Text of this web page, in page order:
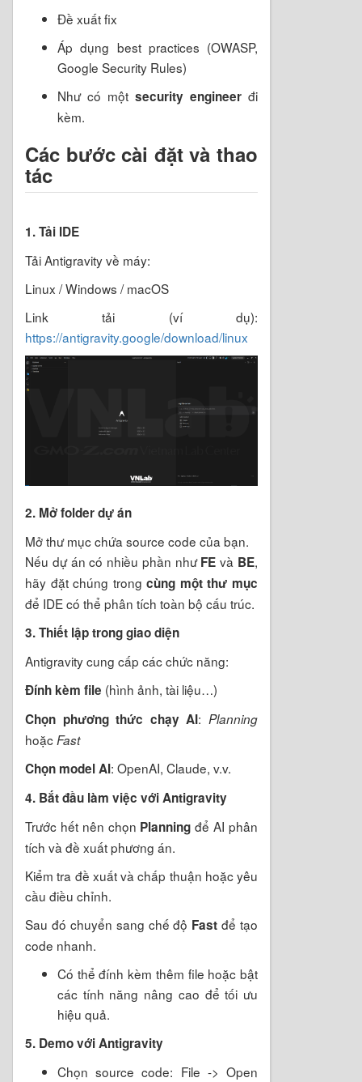
Đề xuất fix
Áp dụng best practices (OWASP,
Google Security Rules)
Như có một security engineer đi
kèm.
Các bước cài đặt và thao
tác
1. Tải IDE
Tải Antigravity về máy:
Linux / Windows / macOS
Link tải (ví dụ):
https://antigravity.google/download/linux
2. Mở folder dự án
Mở thư mục chứa source code của bạn.
Nếu dự án có nhiều phần nhưFE và BE,
hãy đặt chúng trongcùng một thư mục
để IDE có thể phân tích toàn bộ cấu trúc.
3. Thiết lập trong giao diện
Antigravity cung cấp các chức năng:
Đính kèm file (hình ảnh, tài liệu…)
Chọn phương thức chạy AI: Planning
hoặc Fast
Chọn model AI: OpenAI, Claude, v.v.
4. Bắt đầu làm việc với Antigravity
Trước hết nên chọn Planning để AI phân
tích và đề xuất phương án.
Kiểm tra đề xuất và chấp thuận hoặc yêu
cầu điều chỉnh.
Sau đó chuyển sang chế độ Fast để tạo
code nhanh.
Có thể đính kèm thêm file hoặc bật
các tính năng nâng cao để tối ưu
hiệu quả.
5. Demo với Antigravity
Chọn source code: File -> Open